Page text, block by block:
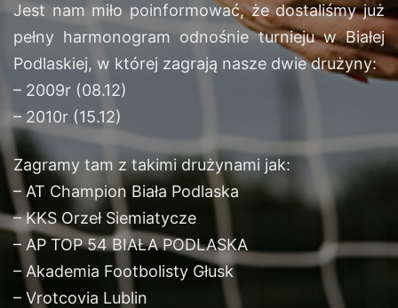
Jest nam miło poinformować, że dostaliśmy już
pełny harmonogram odnośnie turnieju w Białej
Podlaskiej, w której zagrają nasze dwie drużyny:
– 2009r (08.12)
– 2010r (15.12)
Zagramy tam z takimi drużynami jak:
– AT Champion Biała Podlaska
– KKS Orzeł Siemiatycze
– AP TOP 54 BIAŁA PODLASKA
– Akademia Footbolisty Głusk
– Vrotcovia Lublin